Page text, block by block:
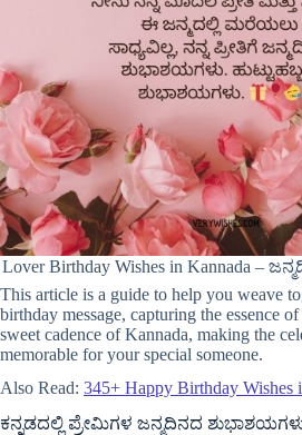
Lover Birthday Wishes in Kannada –
This article is a guide to help you weave
birthday message, capturing the essence
sweet cadence of Kannada, making the
memorable for your special someone.
Also Read: 345+ Happy Birthday Wishes
ಕನ್ನಡದಲ್ಲಿ ಪ್ರೇಮಿಗಳ ಜನ್ಮದಿನದ